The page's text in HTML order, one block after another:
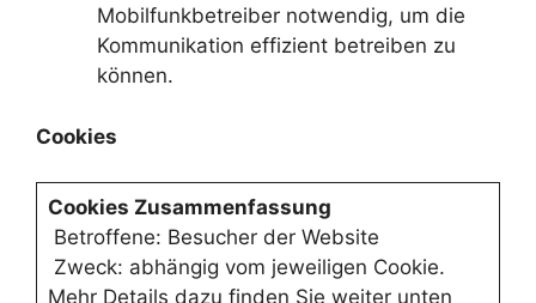
Mobilfunkbetreiber notwendig, um die
Kommunikation effizient betreiben zu
können.
Cookies
Cookies Zusammenfassung
Betroffene: Besucher der Website
Zweck: abhängig vom jeweiligen Cookie.
Mehr Details dazu finden Sie weiter unten